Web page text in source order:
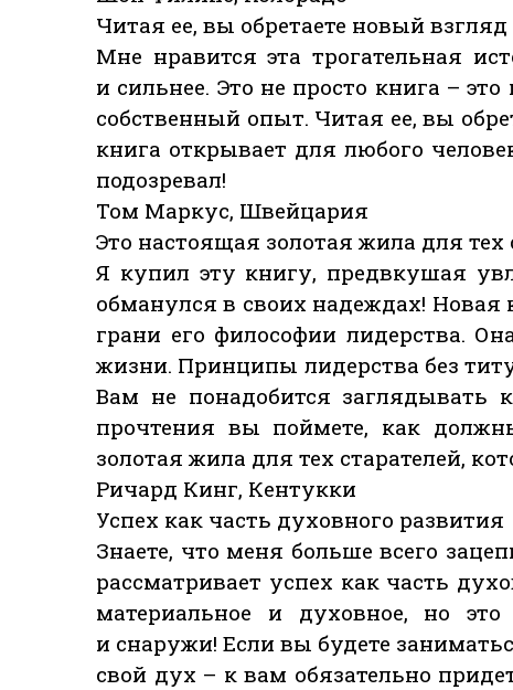
Читая ее, вы обретаете новый взгляд
Мне нравится эта трогательная
и сильнее. Это не просто книга –
собственный опыт. Читая ее, вы
книга открывает для любого
подозревал!
Том Маркус, Швейцария
Это настоящая золотая жила для
Я купил эту книгу, предвкушая
обманулся в своих надеждах!
грани его философии лидерства.
жизни. Принципы лидерства без
Вам не понадобится
прочтения вы поймете, как
золотая жила для тех старателей,
Ричард Кинг, Кентукки
Успех как часть духовного развития
Знаете, что меня больше всего
рассматривает успех как часть
материальное и духовное, но
и снаружи! Если вы будете
свой дух – к вам обязательно